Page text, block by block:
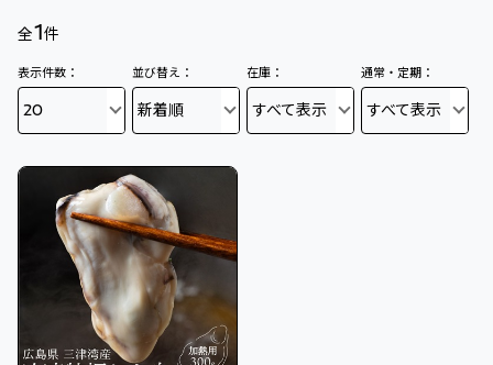
全1件
表示件数：
20
並び替え：
新着順
在庫：
すべて表示
通常・定期：
すべて表示